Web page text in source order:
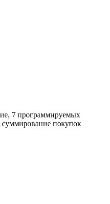
7 программируемых
покупок